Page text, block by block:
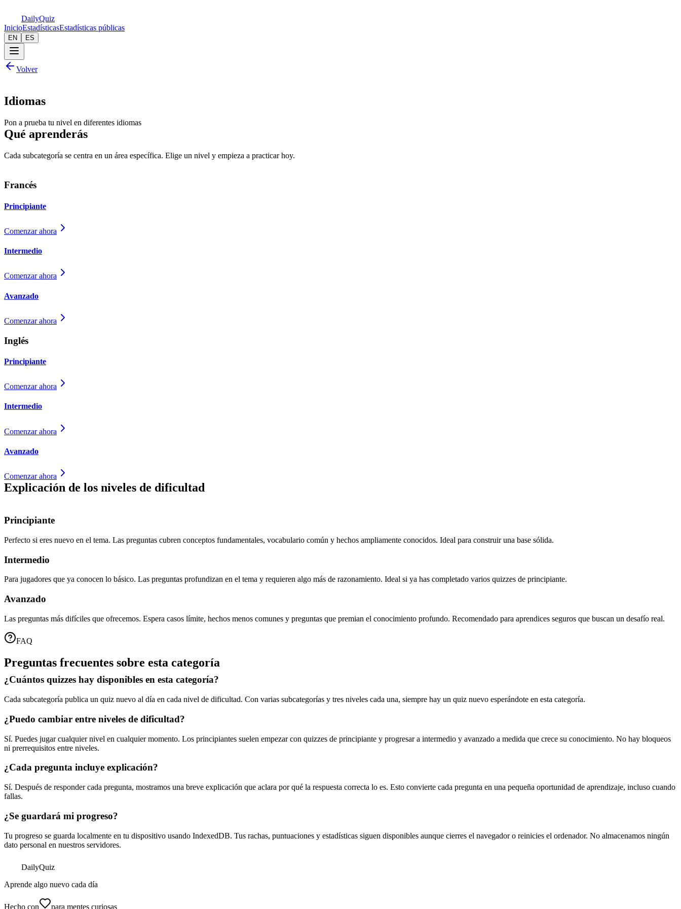
DailyQuiz
InicioEstadísticasEstadísticas públicas
EN ES
Volver
Idiomas
Pon a prueba tu nivel en diferentes idiomas
Qué aprenderás
Cada subcategoría se centra en un área específica. Elige un nivel y empieza a practicar hoy.
Francés
Principiante
Comenzar ahora
Intermedio
Comenzar ahora
Avanzado
Comenzar ahora
Inglés
Principiante
Comenzar ahora
Intermedio
Comenzar ahora
Avanzado
Comenzar ahora
Explicación de los niveles de dificultad
Principiante
Perfecto si eres nuevo en el tema. Las preguntas cubren conceptos fundamentales, vocabulario común y hechos ampliamente conocidos. Ideal para construir una base sólida.
Intermedio
Para jugadores que ya conocen lo básico. Las preguntas profundizan en el tema y requieren algo más de razonamiento. Ideal si ya has completado varios quizzes de principiante.
Avanzado
Las preguntas más difíciles que ofrecemos. Espera casos límite, hechos menos comunes y preguntas que premian el conocimiento profundo. Recomendado para aprendices seguros que buscan un desafío real.
FAQ
Preguntas frecuentes sobre esta categoría
¿Cuántos quizzes hay disponibles en esta categoría?
Cada subcategoría publica un quiz nuevo al día en cada nivel de dificultad. Con varias subcategorías y tres niveles cada una, siempre hay un quiz nuevo esperándote en esta categoría.
¿Puedo cambiar entre niveles de dificultad?
Sí. Puedes jugar cualquier nivel en cualquier momento. Los principiantes suelen empezar con quizzes de principiante y progresar a intermedio y avanzado a medida que crece su conocimiento. No hay bloqueos
ni prerrequisitos entre niveles.
¿Cada pregunta incluye explicación?
Sí. Después de responder cada pregunta, mostramos una breve explicación que aclara por qué la respuesta correcta lo es. Esto convierte cada pregunta en una pequeña oportunidad de aprendizaje, incluso cuando
fallas.
¿Se guardará mi progreso?
Tu progreso se guarda localmente en tu dispositivo usando IndexedDB. Tus rachas, puntuaciones y estadísticas siguen disponibles aunque cierres el navegador o reinicies el ordenador. No almacenamos ningún
dato personal en nuestros servidores.
DailyQuiz
Aprende algo nuevo cada día
Hecho con para mentes curiosas